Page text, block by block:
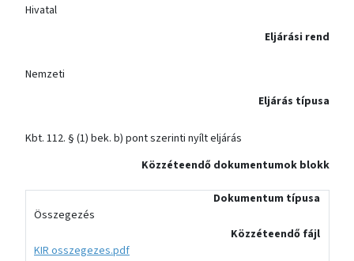
Hivatal
Eljárási rend
Nemzeti
Eljárás típusa
Kbt. 112. § (1) bek. b) pont szerinti nyílt eljárás
Közzéteendő dokumentumok blokk
Dokumentum típusa
Összegezés
Közzéteendő fájl
KIR osszegezes.pdf